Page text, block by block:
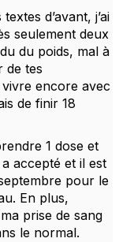
d’avant, j’ai
seulement deux
du poids, mal à
de tes
vivre encore avec
de finir 18
1 dose et
accepté et il est
pour le
En plus,
prise de sang
le normal.